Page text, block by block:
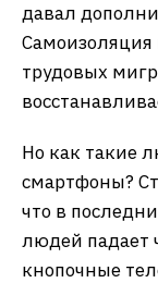
давал
Самоизоляция
трудовых
Но как такие
смартфоны?
что в
людей падает
кнопочные